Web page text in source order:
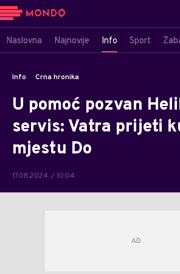
Naslovna Najnovije Info Sport
Info Crna hronika
U pomoć pozvan
servis: Vatra prijeti
mjestu Do
17.08.2024. / 10:04